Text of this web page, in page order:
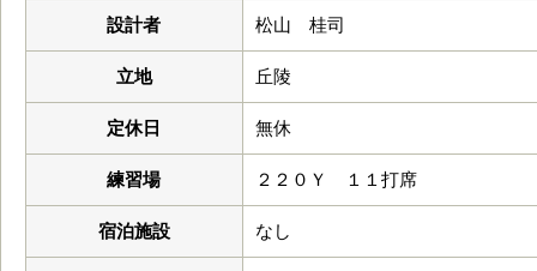
設計者 松山 桂司
立地 丘陵
定休日 無休
練習場 ２２０Ｙ １１打席
宿泊施設 なし